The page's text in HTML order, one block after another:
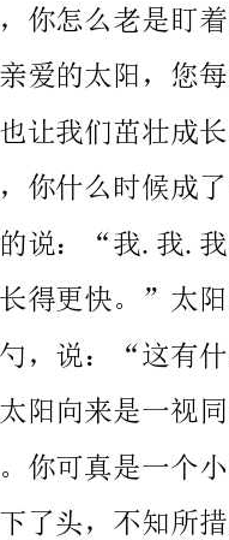
了。”太阳疑惑的说：“向日葵，你什么时候成了马屁精了？是不
是有求于我？”向日葵吞吞吐吐的说：“我.我.我.我想请.请.请您
多给.多给我一点阳.阳光，让我长得更快。”太阳听了，哈哈大笑
阳说：““也许你还不知道，我太阳向来是一视同仁的。我给大家
的光辉都是一样的，不分多和少。你可真是一个小傻瓜。”